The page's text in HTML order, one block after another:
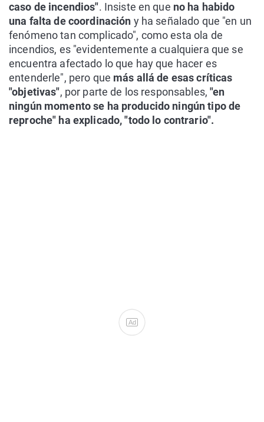
caso de incendios". Insiste en que no ha habido
una falta de coordinación y ha señalado que "en un
fenómeno tan complicado", como esta ola de
incendios, es "evidentemente a cualquiera que se
encuentra afectado lo que hay que hacer es
entenderle", pero que más allá de esas críticas
"objetivas", por parte de los responsables, "en
ningún momento se ha producido ningún tipo de
reproche" ha explicado, "todo lo contrario".
Ad